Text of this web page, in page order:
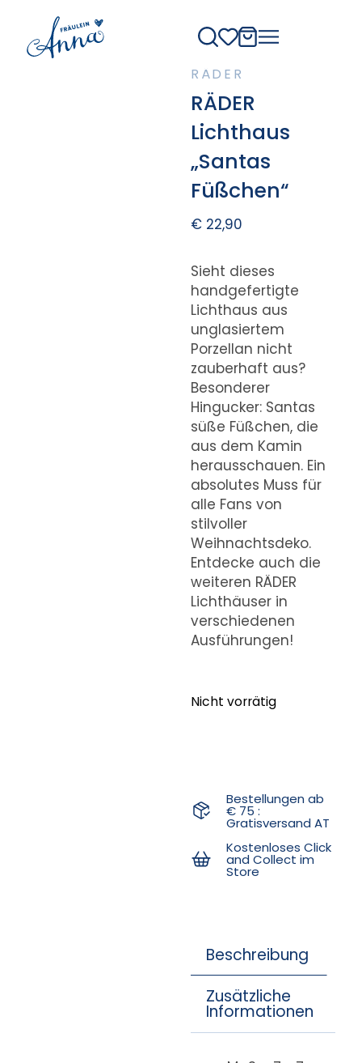
RÄDER
RÄDER
Lichthaus
„Santas
Füßchen“
€22,90
Sieht dieses
handgefertigte
Lichthaus aus
unglasiertem
Porzellan nicht
zauberhaft aus?
Besonderer
Hingucker: Santas
süße Füßchen, die
aus dem Kamin
herausschauen. Ein
absolutes Muss für
alle Fans von
stilvoller
Weihnachtsdeko.
Entdecke auch die
weiteren RÄDER
Lichthäuser in
verschiedenen
Ausführungen!
Nicht vorrätig
Bestellungen ab
€ 75 :
Gratisversand AT
Kostenloses Click
and Collect im
Store
Beschreibung
Zusätzliche
Informationen